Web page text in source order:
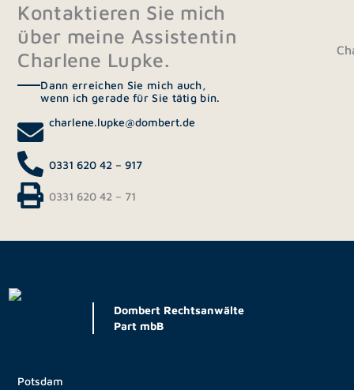
Kontaktieren Sie mich
über meine Assistentin
Charlene Lupke.
Dann erreichen Sie mich auch,
wenn ich gerade für Sie tätig bin.
charlene.lupke@dombert.de
0331 620 42 – 917
0331 620 42 – 71
Dombert Rechtsanwälte
Part mbB
Potsdam